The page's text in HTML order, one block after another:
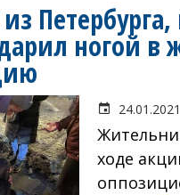
ногой в
24.01.2021
ходе